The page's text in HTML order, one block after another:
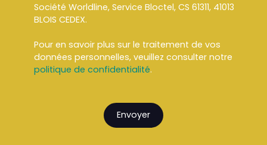
Société Worldline, Service Bloctel, CS 61311, 41013
BLOIS CEDEX.
Pour en savoir plus sur le traitement de vos
données personnelles, veuillez consulter notre
politique de confidentialité.
Envoyer